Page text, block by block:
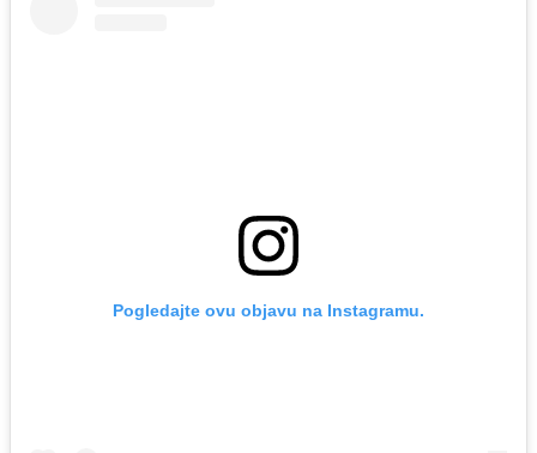
Pogledajte ovu objavu na Instagramu.